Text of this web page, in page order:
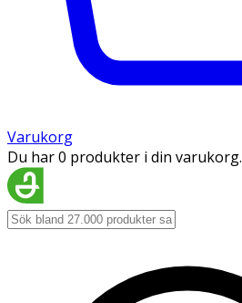
Varukorg
Du har 0 produkter i din varukorg.